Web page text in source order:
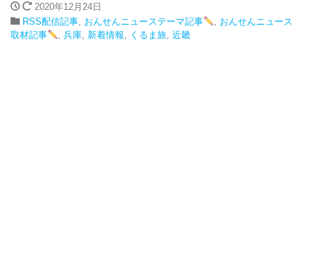
2020年12月24日
RSS配信記事, おんせんニューステーマ記事 , おんせんニュース
取材記事
, 兵庫, 新着情報, くるま旅, 近畿